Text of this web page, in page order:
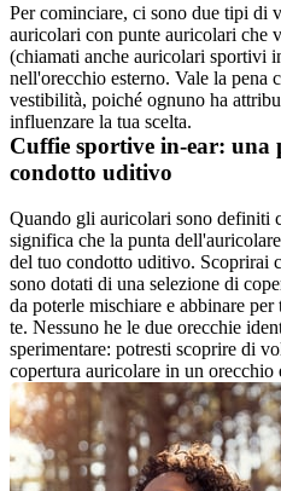
Per cominciare, ci sono due tipi di
auricolari con punte auricolari che
(chiamati anche auricolari sportivi
nell'orecchio esterno. Vale la pena
vestibilità, poiché ognuno ha
influenzare la tua scelta.
Cuffie sportive in-ear: una
condotto uditivo
Quando gli auricolari sono definiti
significa che la punta
del tuo condotto uditivo. Scoprirai
sono dotati di una selezione di
da poterle mischiare e abbinare
te. Nessuno he le due orecchie
sperimentare: potresti scoprire di
copertura auricolare in un